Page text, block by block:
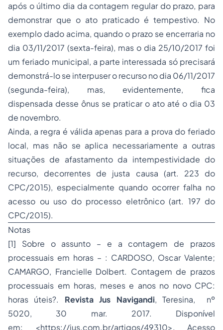
após o último dia da contagem regular do prazo, para
demonstrar que o ato praticado é tempestivo. No
exemplo dado acima, quando o prazo se encerraria no
dia 03/11/2017 (sexta-feira), mas o dia 25/10/2017 foi
um feriado municipal, a parte interessada só precisará
demonstrá-lo se interpuser o recurso no dia 06/11/2017
(segunda-feira), mas, evidentemente, fica
dispensada desse ônus se praticar o ato até o dia 03
de novembro.
Ainda, a regra é válida apenas para a prova do feriado
local, mas não se aplica necessariamente a outras
situações de afastamento da intempestividade do
recurso, decorrentes de justa causa (art. 223 do
CPC/2015), especialmente quando ocorrer falha no
acesso ou uso do processo eletrônico (art. 197 do
CPC/2015).
Notas
[1] Sobre o assunto – e a contagem de prazos
processuais em horas – : CARDOSO, Oscar Valente;
CAMARGO, Francielle Dolbert. Contagem de prazos
processuais em horas, meses e anos no novo CPC:
horas úteis?. Revista Jus Navigandi, Teresina, nº
5020, 30 mar. 2017. Disponível
em: <https://jus.com.br/artigos/49310>. Acesso